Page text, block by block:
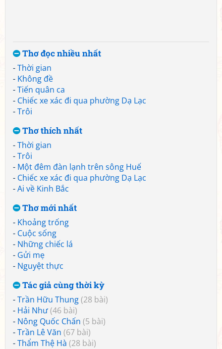
Thơ đọc nhiều nhất
-Thời gian
- Không đề
-Tiến quân ca
- Chiếc xe xác đi qua phường Dạ Lạc
-Trôi
Thơ thích nhất
-Thời gian
-Trôi
- Một đêm đàn lạnh trên sông Huế
- Chiếc xe xác đi qua phường Dạ Lạc
-Ai về Kinh Bắc
Thơ mới nhất
- Khoảng trống
- Cuộc sống
- Những chiếc lá
- Gửi mẹ
- Nguyệt thực
Tác giả cùng thời kỳ
-Trần Hữu Thung(28 bài)
- Hải Như(46 bài)
- Nông Quốc Chấn (5 bài)
-Trần Lê Văn (67 bài)
-Thẩm Thệ Hà (28 bài)